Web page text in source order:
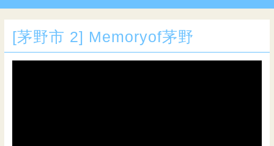
[茅野市 2] Memoryof茅野